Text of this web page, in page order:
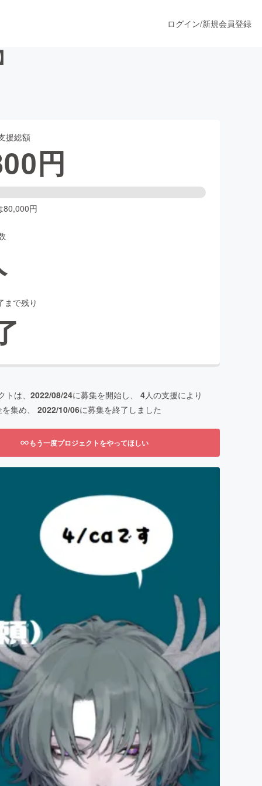
ログイン/新規会員登録
援総額
円
80,000円
まで残り
は、 2022/08/24に募集を開始し、 4人の支援により
集め、 2022/10/06に募集を終了しました
もう一度プロジェクトをやってほしい